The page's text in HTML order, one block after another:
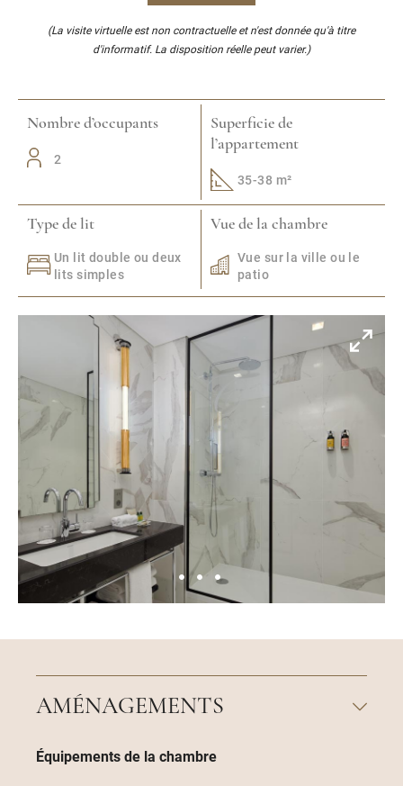
(La visite virtuelle est non contractuelle et n'est donnée qu'à titre
d'informatif. La disposition réelle peut varier.)
Nombre d’occupants
2
Superficie de
l’appartement
35-38 m²
Type de lit
Un lit double ou deux
lits simples
Vue de la chambre
Vue sur la ville ou le
patio
AMÉNAGEMENTS
Équipements de la chambre